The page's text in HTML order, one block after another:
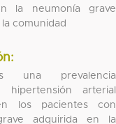
la neumonía grave
comunidad
una prevalencia
hipertensión arterial
los pacientes con
adquirida en la